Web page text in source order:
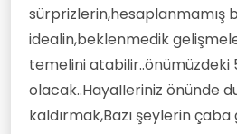
sürprizlerin,hesaplanmamış
idealin,beklenmedik
temelini atabilir..önümüzdeki
olacak..HayaIIeriniz önünde
kaldırmak,Bazı şeylerin